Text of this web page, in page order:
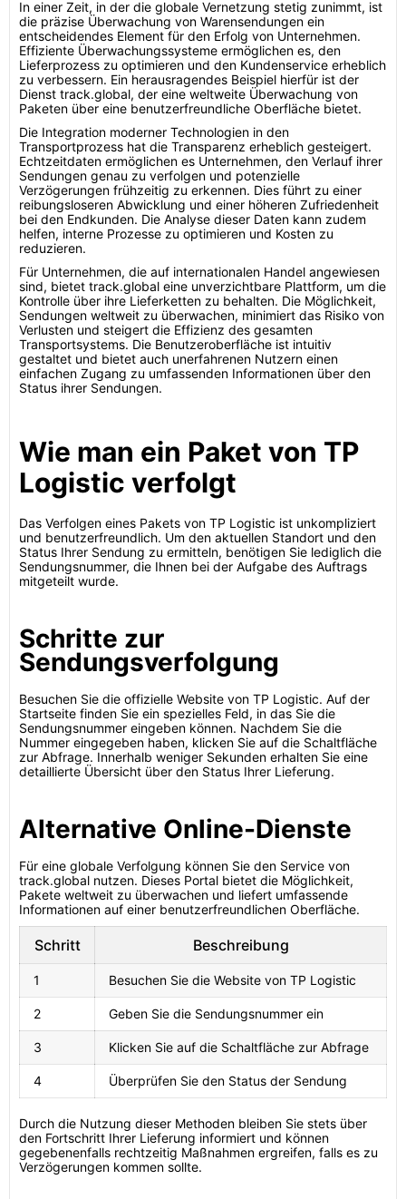
In einer Zeit, in der die globale Vernetzung stetig zunimmt, ist
die präzise Überwachung von Warensendungen ein
entscheidendes Element für den Erfolg von Unternehmen.
Effiziente Überwachungssysteme ermöglichen es, den
Lieferprozess zu optimieren und den Kundenservice erheblich
zu verbessern. Ein herausragendes Beispiel hierfür ist der
Dienst track.global, der eine weltweite Überwachung von
Paketen über eine benutzerfreundliche Oberfläche bietet.
Die Integration moderner Technologien in den
Transportprozess hat die Transparenz erheblich gesteigert.
Echtzeitdaten ermöglichen es Unternehmen, den Verlauf ihrer
Sendungen genau zu verfolgen und potenzielle
Verzögerungen frühzeitig zu erkennen. Dies führt zu einer
reibungsloseren Abwicklung und einer höheren Zufriedenheit
bei den Endkunden. Die Analyse dieser Daten kann zudem
helfen, interne Prozesse zu optimieren und Kosten zu
reduzieren.
Für Unternehmen, die auf internationalen Handel angewiesen
sind, bietet track.global eine unverzichtbare Plattform, um die
Kontrolle über ihre Lieferketten zu behalten. Die Möglichkeit,
Sendungen weltweit zu überwachen, minimiert das Risiko von
Verlusten und steigert die Effizienz des gesamten
Transportsystems. Die Benutzeroberfläche ist intuitiv
gestaltet und bietet auch unerfahrenen Nutzern einen
einfachen Zugang zu umfassenden Informationen über den
Status ihrer Sendungen.
Wie man ein Paket von TP
Logistic verfolgt
Das Verfolgen eines Pakets von TP Logistic ist unkompliziert
und benutzerfreundlich. Um den aktuellen Standort und den
Status Ihrer Sendung zu ermitteln, benötigen Sie lediglich die
Sendungsnummer, die Ihnen bei der Aufgabe des Auftrags
mitgeteilt wurde.
Schritte zur
Sendungsverfolgung
Besuchen Sie die offizielle Website von TP Logistic. Auf der
Startseite finden Sie ein spezielles Feld, in das Sie die
Sendungsnummer eingeben können. Nachdem Sie die
Nummer eingegeben haben, klicken Sie auf die Schaltfläche
zur Abfrage. Innerhalb weniger Sekunden erhalten Sie eine
detaillierte Übersicht über den Status Ihrer Lieferung.
Alternative Online-Dienste
Für eine globale Verfolgung können Sie den Service von
track.global nutzen. Dieses Portal bietet die Möglichkeit,
Pakete weltweit zu überwachen und liefert umfassende
Informationen auf einer benutzerfreundlichen Oberfläche.
Schritt Beschreibung
1 Besuchen Sie die Website von TP Logistic
2 Geben Sie die Sendungsnummer ein
3 Klicken Sie auf die Schaltfläche zur Abfrage
4 Überprüfen Sie den Status der Sendung
Durch die Nutzung dieser Methoden bleiben Sie stets über
den Fortschritt Ihrer Lieferung informiert und können
gegebenenfalls rechtzeitig Maßnahmen ergreifen, falls es zu
Verzögerungen kommen sollte.